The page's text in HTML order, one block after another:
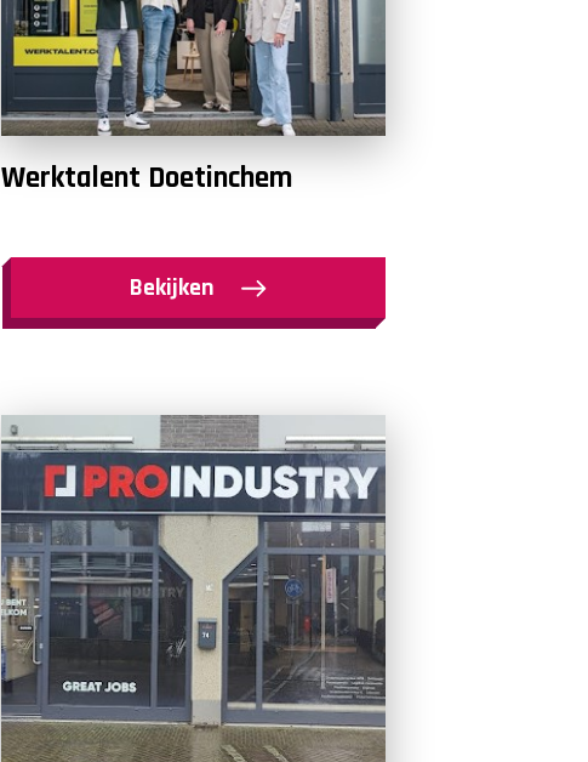
Werktalent Doetinchem
Bekijken